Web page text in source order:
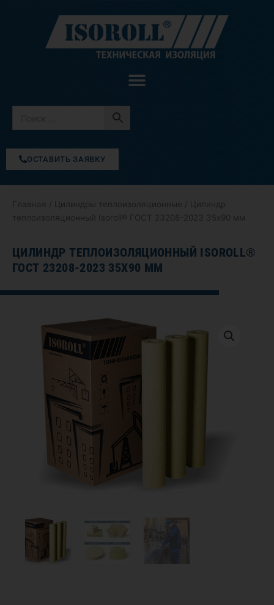
содержимому
ОСТАВИТЬ ЗАЯВКУ
Главная Цилиндры теплоизоляционные / Цилиндр
теплоизоляционный Isoroll® ГОСТ 23208-2023 35х90 мм
ЦИЛИНДР ТЕПЛОИЗОЛЯЦИОННЫЙ ISOROLL®
ГОСТ 23208-2023 35Х90 ММ